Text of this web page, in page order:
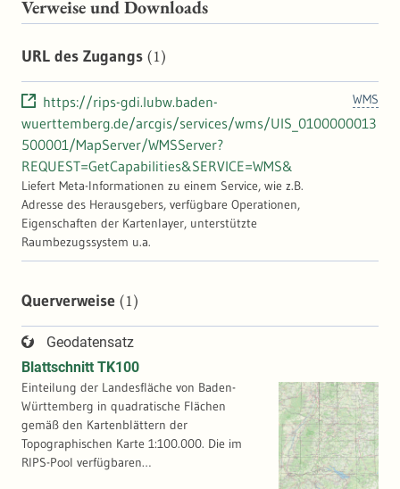
Verweise und Downloads
URL des Zugangs (1)
WMS
https://rips-gdi.lubw.baden-
wuerttemberg.de/arcgis/services/wms/UIS_0100000013
500001/MapServer/WMSServer?
REQUEST=GetCapabilities&SERVICE=WMS&
Liefert Meta-Informationen zu einem Service, wie z.B.
Adresse des Herausgebers, verfügbare Operationen,
Eigenschaften der Kartenlayer, unterstützte
Raumbezugssystem u.a.
Querverweise (1)
Geodatensatz
Blattschnitt TK100
Einteilung der Landesfläche von Baden-
Württemberg in quadratische Flächen
gemäß den Kartenblättern der
Topographischen Karte 1:100.000. Die im
RIPS-Pool verfügbaren